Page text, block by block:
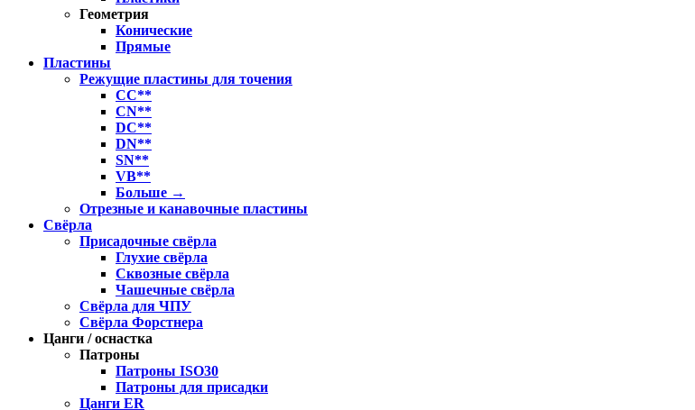
Геометрия
Конические
Прямые
Пластины
Режущие пластины для точения
CC**
CN**
DC**
DN**
SN**
VB**
Больше →
Отрезные и канавочные пластины
Свёрла
Присадочные свёрла
Глухие свёрла
Сквозные свёрла
Чашечные свёрла
Свёрла для ЧПУ
Свёрла Форстнера
Цанги / оснастка
Патроны
Патроны ISO30
Патроны для присадки
Цанги ER